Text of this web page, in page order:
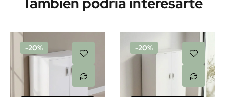
-20% -20%